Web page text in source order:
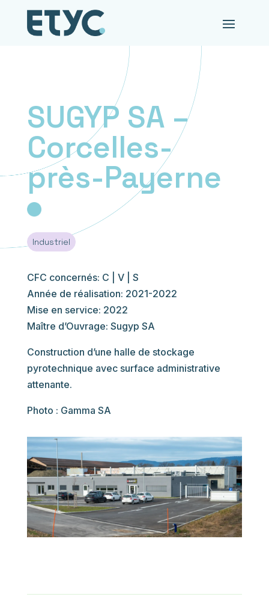
SUGYP SA –
Corcelles-
près-Payerne
Industriel
CFC concernés: C | V | S
Année de réalisation: 2021-2022
Mise en service: 2022
Maître d’Ouvrage: Sugyp SA
Construction d’une halle de stockage
pyrotechnique avec surface administrative
attenante.
Photo : Gamma SA